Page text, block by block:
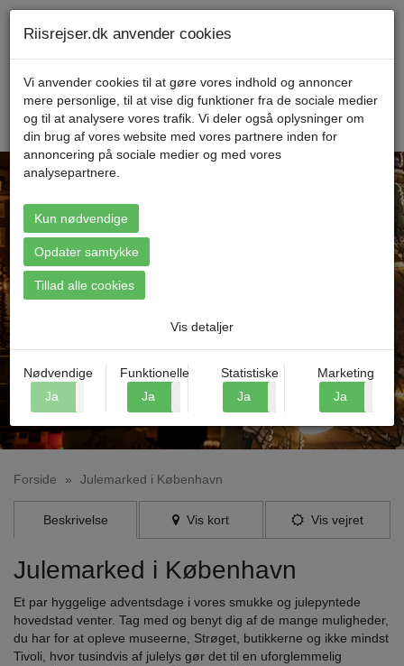
Menu
Forside » Julemarked i København
Beskrivelse Vis kort Vis vejret
Julemarked i København
Et par hyggelige adventsdage i vores smukke og julepyntede
hovedstad venter. Tag med og benyt dig af de mange muligheder,
du har for at opleve museerne, Strøget, butikkerne og ikke mindst
Tivoli, hvor tusindvis af julelys gør det til en uforglemmelig
Riisrejser.dk anvender cookies
Vi anvender cookies til at gøre vores indhold og annoncer
mere personlige, til at vise dig funktioner fra de sociale medier
og til at analysere vores trafik. Vi deler også oplysninger om
din brug af vores website med vores partnere inden for
annoncering på sociale medier og med vores
analysepartnere.
Kun nødvendige
Opdater samtykke
Tillad alle cookies
Vis detaljer
Nødvendige
Ja
Funktionelle
Ja
Statistiske
Ja
Marketing
Ja